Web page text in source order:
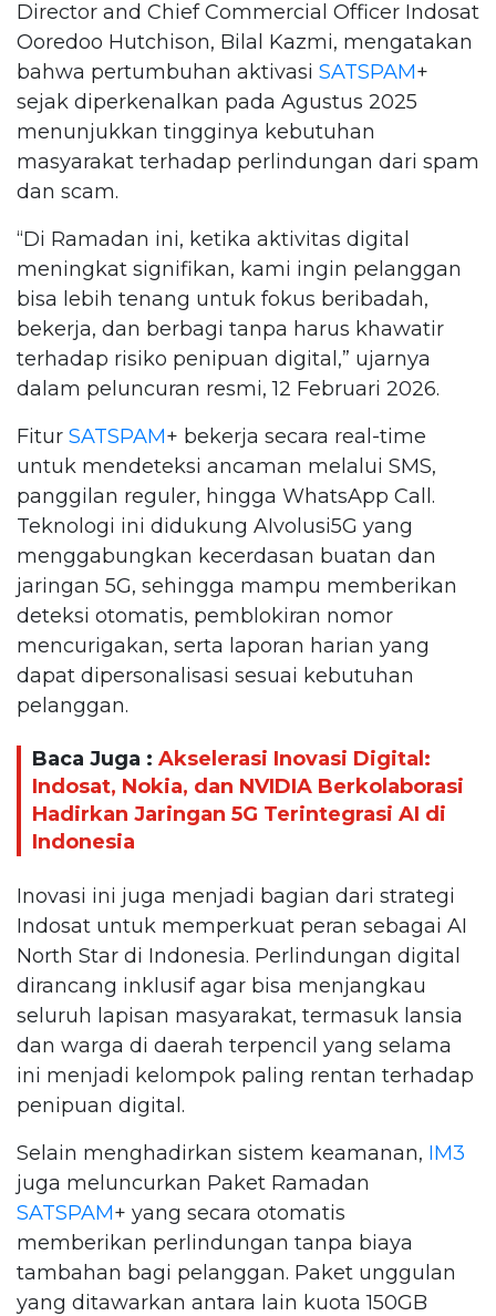
Director and Chief Commercial Officer Indosat
Ooredoo Hutchison, Bilal Kazmi, mengatakan
bahwa pertumbuhan aktivasi SATSPAM+
sejak diperkenalkan pada Agustus 2025
menunjukkan tingginya kebutuhan
masyarakat terhadap perlindungan dari spam
dan scam.
“Di Ramadan ini, ketika aktivitas digital
meningkat signifikan, kami ingin pelanggan
bisa lebih tenang untuk fokus beribadah,
bekerja, dan berbagi tanpa harus khawatir
terhadap risiko penipuan digital,” ujarnya
dalam peluncuran resmi, 12 Februari 2026.
Fitur SATSPAM+ bekerja secara real-time
untuk mendeteksi ancaman melalui SMS,
panggilan reguler, hingga WhatsApp Call.
Teknologi ini didukung AIvolusi5G yang
menggabungkan kecerdasan buatan dan
jaringan 5G, sehingga mampu memberikan
deteksi otomatis, pemblokiran nomor
mencurigakan, serta laporan harian yang
dapat dipersonalisasi sesuai kebutuhan
pelanggan.
Baca Juga : Akselerasi Inovasi Digital:
Indosat, Nokia, dan NVIDIA Berkolaborasi
Hadirkan Jaringan 5G Terintegrasi AI di
Indonesia
Inovasi ini juga menjadi bagian dari strategi
Indosat untuk memperkuat peran sebagai AI
North Star di Indonesia. Perlindungan digital
dirancang inklusif agar bisa menjangkau
seluruh lapisan masyarakat, termasuk lansia
dan warga di daerah terpencil yang selama
ini menjadi kelompok paling rentan terhadap
penipuan digital.
Selain menghadirkan sistem keamanan, IM3
juga meluncurkan Paket Ramadan
SATSPAM+ yang secara otomatis
memberikan perlindungan tanpa biaya
tambahan bagi pelanggan. Paket unggulan
yang ditawarkan antara lain kuota 150GB